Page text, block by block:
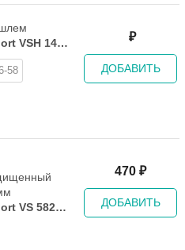
VSH 14
58
₽
ДОБАВИТЬ
VS 582
470 ₽
ДОБАВИТЬ